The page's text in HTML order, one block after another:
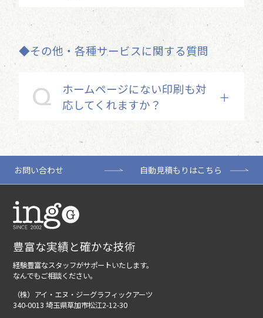
◆その他・各種サービスに関する質問
ホームページにない印刷も対
応してくれますか？
お問い合わせ 自動見積もりはこちら
豊富な実績と確かな技術
経験豊富なスタッフがサポートいたします。
なんでもご相談ください。
（株）アイ・エヌ・ジーグラフィックアーツ
340-0013 埼玉県草加市松江2-12-30